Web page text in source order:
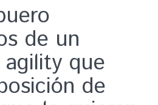
de un
que
de